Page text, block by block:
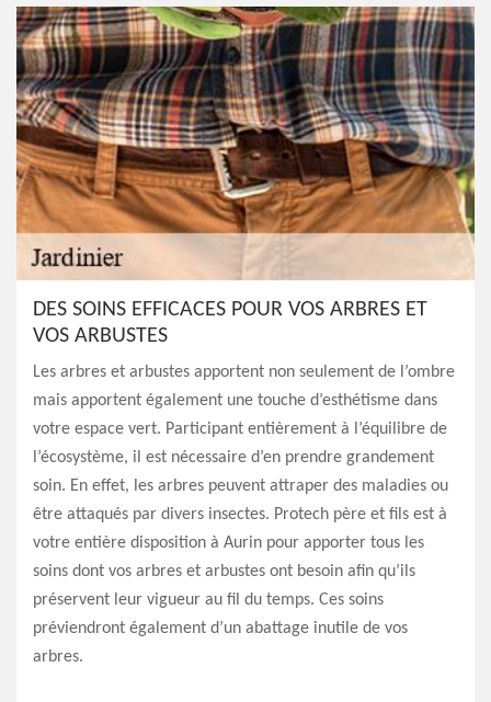
DES SOINS EFFICACES POUR VOS ARBRES ET
VOS ARBUSTES
Les arbres et arbustes apportent non seulement de l’ombre
mais apportent également une touche d’esthétisme dans
votre espace vert. Participant entièrement à l’équilibre de
l’écosystème, il est nécessaire d’en prendre grandement
soin. En effet, les arbres peuvent attraper des maladies ou
être attaqués par divers insectes. Protech père et fils est à
votre entière disposition à Aurin pour apporter tous les
soins dont vos arbres et arbustes ont besoin afin qu’ils
préservent leur vigueur au fil du temps. Ces soins
préviendront également d’un abattage inutile de vos
arbres.